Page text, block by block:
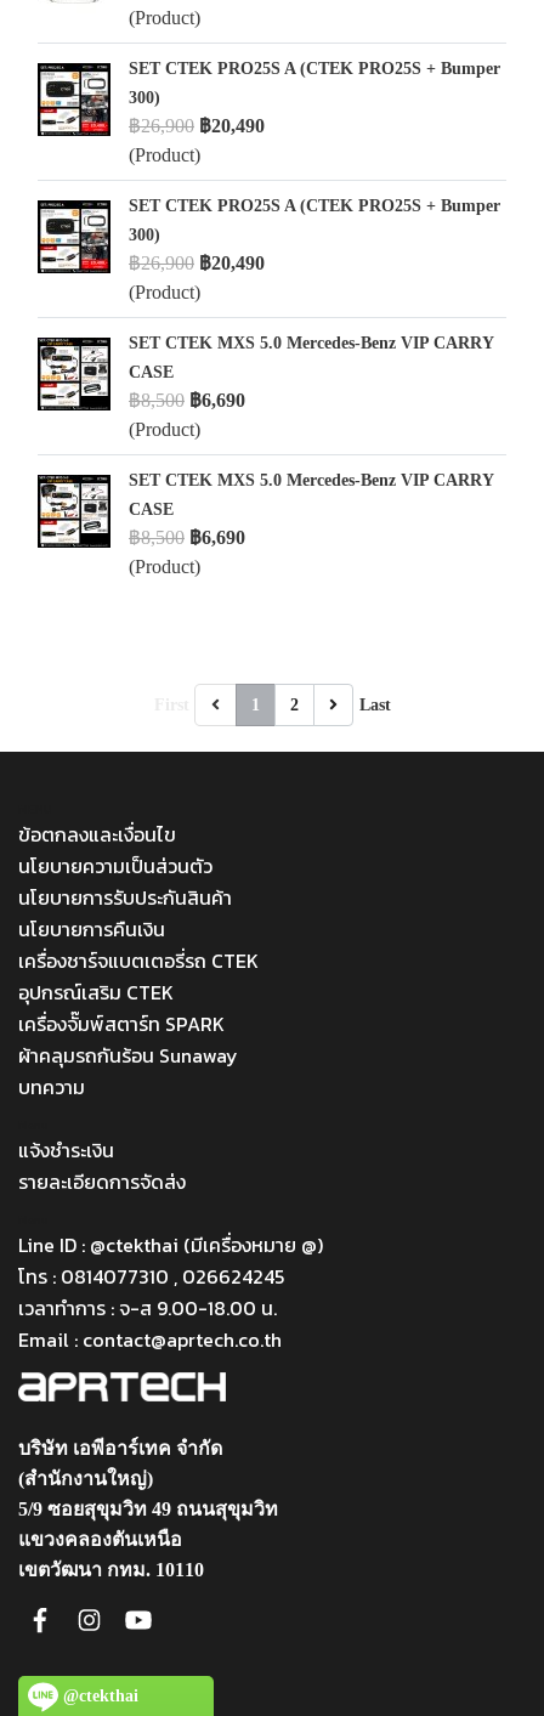
(Product)
SET CTEK PRO25S A (CTEK PRO25S + Bumper
300)
฿26,900 ฿20,490
(Product)
SET CTEK PRO25S A (CTEK PRO25S + Bumper
300)
฿26,900 ฿20,490
(Product)
SET CTEK MXS 5.0 Mercedes-Benz VIP CARRY
CASE
฿8,500 ฿6,690
(Product)
SET CTEK MXS 5.0 Mercedes-Benz VIP CARRY
CASE
฿8,500 ฿6,690
(Product)
1 2 Last
ข้อตกลงและเงื่อนไข
นโยบายความเป็นส่วนตัว
นโยบายการรับประกันสินค้า
นโยบายการคืนเงิน
เครื่องชาร์จแบตเตอรี่รถ CTEK
อุปกรณ์เสริม CTEK
เครื่องจั๊มพ์สตาร์ท SPARK
ผ้าคลุมรถกันร้อน Sunaway
บทความ
แจ้งชำระเงิน
รายละเอียดการจัดส่ง
Line ID : @ctekthai (มีเครื่องหมาย @)
โทร : 0814077310 , 026624245
เวลาทำการ : จ-ส 9.00-18.00 น.
Email : contact@aprtech.co.th
บริษัท เอพีอาร์เทค จำกัด
(สำนักงานใหญ่)
5/9 ซอยสุขุมวิท 49 ถนนสุขุมวิท
แขวงคลองตันเหนือ
เขตวัฒนา กทม. 10110
@ctekthai